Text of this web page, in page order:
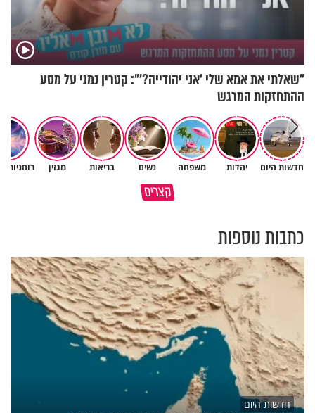
"שאלתי את אמא שלי 'אני יהודייה?'": קטרין נמני על מסע
ההתחזקות המרגש
חדשות היום יהדות משפחה נשים בריאות מגזין רוחניות
קצרים
תעצרו לפני שאתם מוציאים דיבה
כתבות נוספות
חדשות היום